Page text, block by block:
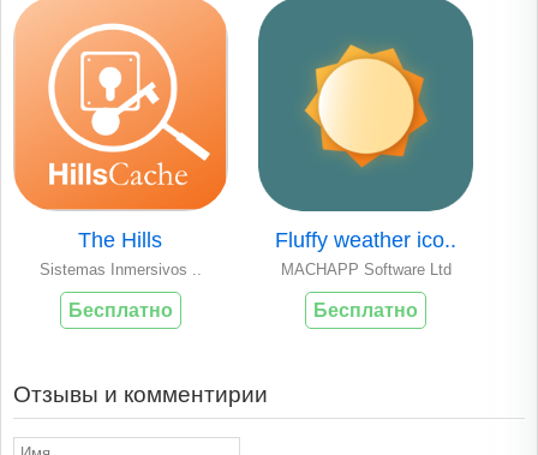
The Hills
Sistemas Inmersivos ..
Бесплатно
Fluffy weather ico..
MACHAPP Software Ltd
Бесплатно
Отзывы и комментирии